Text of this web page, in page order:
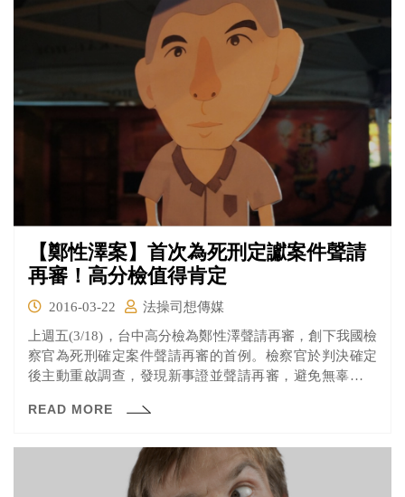
3年10月，其餘被告5個月到1年10月徒刑不等；味全公司前
總經理張教華無罪；味全公司另罰1550萬元。
【鄭性澤案】首次為死刑定讞案件聲請
再審！高分檢值得肯定
2016-03-22
法操司想傳媒
上週五(3/18)，台中高分檢為鄭性澤聲請再審，創下我國檢
察官為死刑確定案件聲請再審的首例。檢察官於判決確定
後主動重啟調查，發現新事證並聲請再審，避免無辜被告
立典範，值得敬佩！
READ MORE